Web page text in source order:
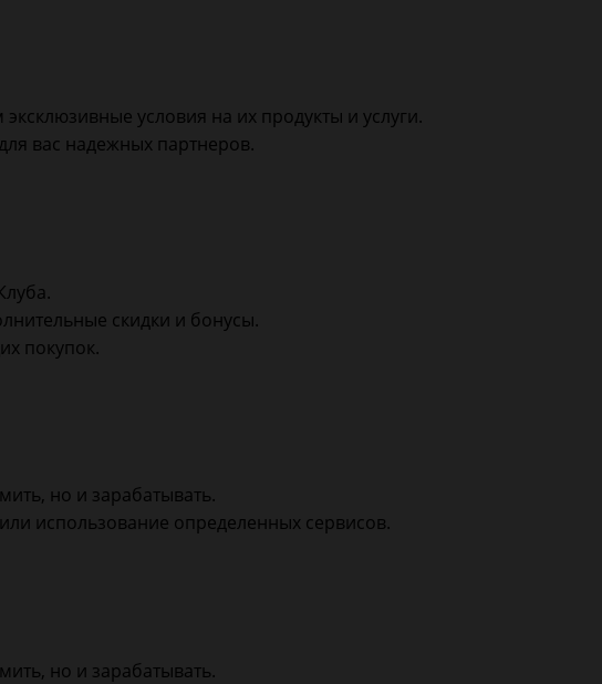
условия на их продукты и услуги.
вас надежных партнеров.
скидки и бонусы.
покупок.
но и зарабатывать.
использование определенных сервисов.
но и зарабатывать.